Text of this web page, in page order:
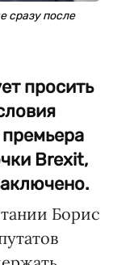
сразу после
просить
Brexit,
Борис